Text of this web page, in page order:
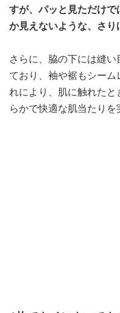
すが、パッと見ただけ
か見えないような、さり
さらに、脇の下には縫
ており、袖や裾もシー
れにより、肌に触れた
らかで快適な肌当たりを